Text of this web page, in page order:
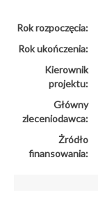
Rok rozpoczęcia:
Rok ukończenia:
Kierownik
projektu:
Główny
zleceniodawca:
Żródło
finansowania: